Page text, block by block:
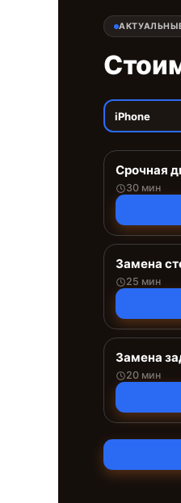
iPhone
Срочная
30 мин
Замена
25 мин
Замена
20 мин